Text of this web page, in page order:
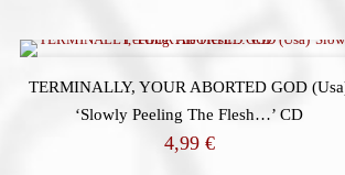
TERMINALLY, YOUR ABORTED GOD
‘Slowly Peeling The Flesh…’ CD
4,99 €